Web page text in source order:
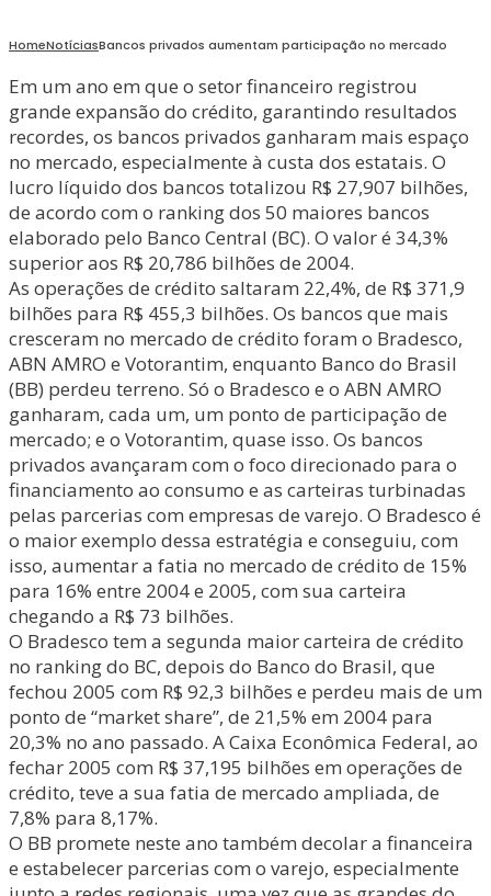
HomeNotíciasBancos privados aumentam participação no mercado
Em um ano em que o setor financeiro registrou
grande expansão do crédito, garantindo resultados
recordes, os bancos privados ganharam mais espaço
no mercado, especialmente à custa dos estatais. O
lucro líquido dos bancos totalizou R$ 27,907 bilhões,
de acordo com o ranking dos 50 maiores bancos
elaborado pelo Banco Central (BC). O valor é 34,3%
superior aos R$ 20,786 bilhões de 2004.
As operações de crédito saltaram 22,4%, de R$ 371,9
bilhões para R$ 455,3 bilhões. Os bancos que mais
cresceram no mercado de crédito foram o Bradesco,
ABN AMRO e Votorantim, enquanto Banco do Brasil
(BB) perdeu terreno. Só o Bradesco e o ABN AMRO
ganharam, cada um, um ponto de participação de
mercado; e o Votorantim, quase isso. Os bancos
privados avançaram com o foco direcionado para o
financiamento ao consumo e as carteiras turbinadas
pelas parcerias com empresas de varejo. O Bradesco é
o maior exemplo dessa estratégia e conseguiu, com
isso, aumentar a fatia no mercado de crédito de 15%
para 16% entre 2004 e 2005, com sua carteira
chegando a R$ 73 bilhões.
O Bradesco tem a segunda maior carteira de crédito
no ranking do BC, depois do Banco do Brasil, que
fechou 2005 com R$ 92,3 bilhões e perdeu mais de um
ponto de “market share”, de 21,5% em 2004 para
20,3% no ano passado. A Caixa Econômica Federal, ao
fechar 2005 com R$ 37,195 bilhões em operações de
crédito, teve a sua fatia de mercado ampliada, de
7,8% para 8,17%.
O BB promete neste ano também decolar a financeira
e estabelecer parcerias com o varejo, especialmente